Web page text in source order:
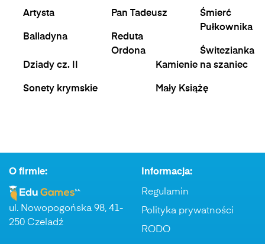
Artysta
Balladyna
Pan Tadeusz
Reduta
Ordona
Śmierć
Pułkownika
Świtezianka
Dziady cz. II
Sonety krymskie
Kamienie na szaniec
Mały Książę
O firmie:
ul. Nowopogońska 98, 41-
250 Czeladź
Informacja:
Regulamin
Polityka prywatności
RODO